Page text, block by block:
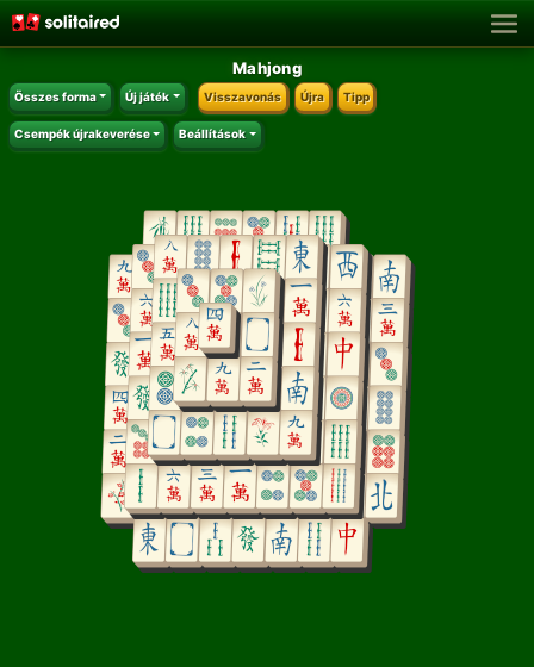
Mahjong
Összes forma Új játék Visszavonás Újra Tipp
Csempék újrakeverése Beállítások